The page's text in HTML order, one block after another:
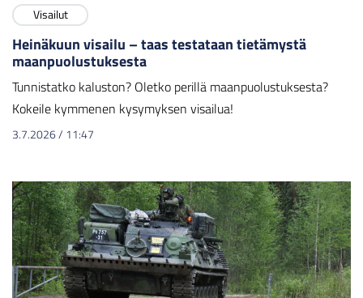
Visailut
Heinäkuun visailu – taas testataan tietämystä
maanpuolustuksesta
Tunnistatko kaluston? Oletko perillä maanpuolustuksesta?
Kokeile kymmenen kysymyksen visailua!
3.7.2026/ 11:47